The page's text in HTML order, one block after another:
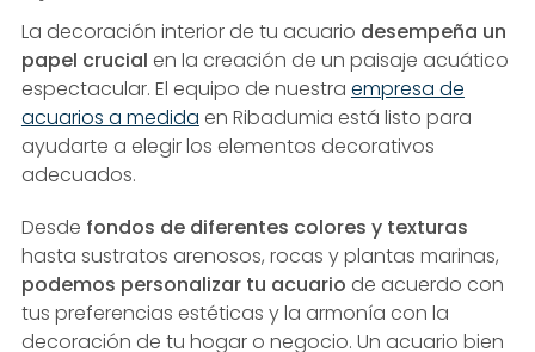
La decoración interior de tu acuario desempeña un
papel crucial en la creación de un paisaje acuático
espectacular. El equipo de nuestra empresa de
acuarios a medida en Ribadumia está listo para
ayudarte a elegir los elementos decorativos
adecuados.
Desde fondos de diferentes colores y texturas
hasta sustratos arenosos, rocas y plantas marinas,
podemos personalizar tu acuario de acuerdo con
tus preferencias estéticas y la armonía con la
decoración de tu hogar o negocio. Un acuario bien